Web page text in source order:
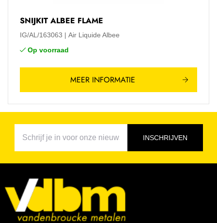
SNIJKIT ALBEE FLAME
IG/AL/163063
Air Liquide Albee
Op voorraad
MEER INFORMATIE
INSCHRIJVEN